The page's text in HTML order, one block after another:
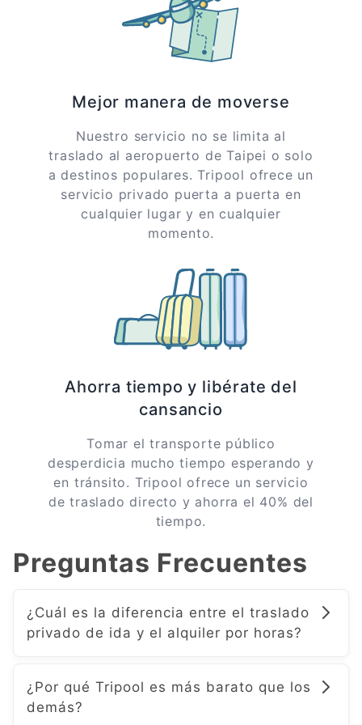
Mejor manera de moverse
Nuestro servicio no se limita al
traslado al aeropuerto de Taipei o solo
a destinos populares. Tripool ofrece un
servicio privado puerta a puerta en
cualquier lugar y en cualquier
momento.
Ahorra tiempo y libérate del
cansancio
Tomar el transporte público
desperdicia mucho tiempo esperando y
en tránsito. Tripool ofrece un servicio
de traslado directo y ahorra el 40% del
tiempo.
Preguntas Frecuentes
¿Cuál es la diferencia entre el traslado
privado de ida y el alquiler por horas?
. Coche privado unidireccional: Te
proporcionamos un servicio único de recogida
y devolución punto a punto. El vehículo es
¿Por qué Tripool es más barato que los
demás?